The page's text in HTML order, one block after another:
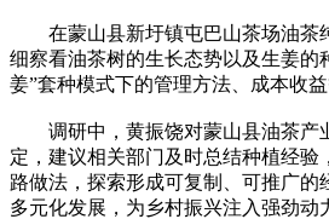
在蒙山县新圩镇屯巴山茶场油茶
细察看油茶树的生长态势以及生姜的
姜”套种模式下的管理方法、成本收益
调研中，黄振饶对蒙山县油茶产
定，建议相关部门及时总结种植经验
路做法，探索形成可复制、可推广的
多元化发展，为乡村振兴注入强劲动